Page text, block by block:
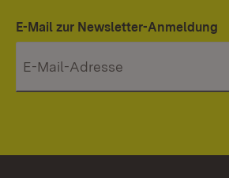
E-Mail zur Newsletter-Anmeldung